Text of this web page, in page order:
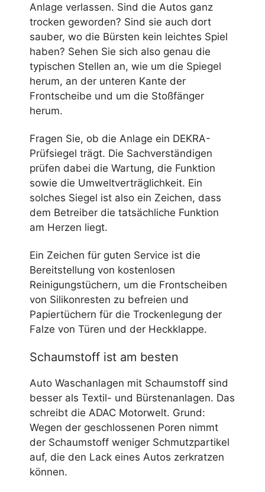
Anlage verlassen. Sind die Autos ganz
trocken geworden? Sind sie auch dort
sauber, wo die Bürsten kein leichtes Spiel
haben? Sehen Sie sich also genau die
typischen Stellen an, wie um die Spiegel
herum, an der unteren Kante der
Frontscheibe und um die Stoßfänger
herum.
Fragen Sie, ob die Anlage ein DEKRA-
Prüfsiegel trägt. Die Sachverständigen
prüfen dabei die Wartung, die Funktion
sowie die Umweltverträglichkeit. Ein
solches Siegel ist also ein Zeichen, dass
dem Betreiber die tatsächliche Funktion
am Herzen liegt.
Ein Zeichen für guten Service ist die
Bereitstellung von kostenlosen
Reinigungstüchern, um die Frontscheiben
von Silikonresten zu befreien und
Papiertüchern für die Trockenlegung der
Falze von Türen und der Heckklappe.
Schaumstoff ist am besten
Auto Waschanlagen mit Schaumstoff sind
besser als Textil- und Bürstenanlagen. Das
schreibt die ADAC Motorwelt. Grund:
Wegen der geschlossenen Poren nimmt
der Schaumstoff weniger Schmutzpartikel
auf, die den Lack eines Autos zerkratzen
können.